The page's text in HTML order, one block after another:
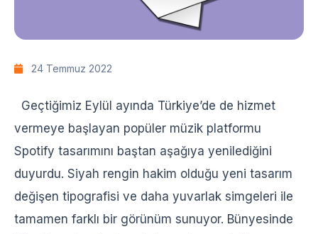
24 Temmuz 2022
Geçtiğimiz Eylül ayında Türkiye’de de hizmet
vermeye başlayan popüler müzik platformu
Spotify tasarımını baştan aşağıya yenilediğini
duyurdu. Siyah rengin hakim olduğu yeni tasarım
değişen tipografisi ve daha yuvarlak simgeleri ile
tamamen farklı bir görünüm sunuyor. Bünyesinde